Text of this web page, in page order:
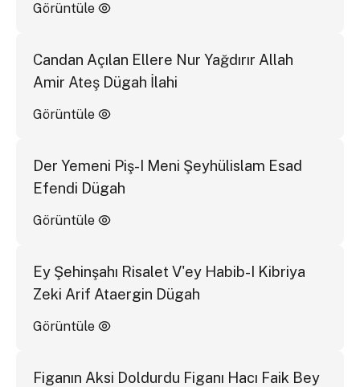
Görüntüle
Candan Açılan Ellere Nur Yağdırır Allah
Amir Ateş Dügah İlahi
Görüntüle
Der Yemeni Piş-I Meni Şeyhülislam Esad
Efendi Dügah
Görüntüle
Ey Şehinşahı Risalet V'ey Habib-I Kibriya
Zeki Arif Ataergin Dügah
Görüntüle
Figanın Aksi Doldurdu Figanı Hacı Faik Bey